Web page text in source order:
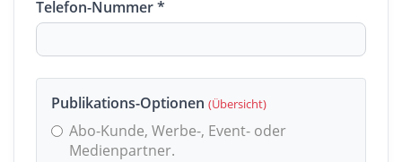
Telefon-Nummer *
Publikations-Optionen (Übersicht)
Abo-Kunde, Werbe-, Event- oder
Medienpartner.